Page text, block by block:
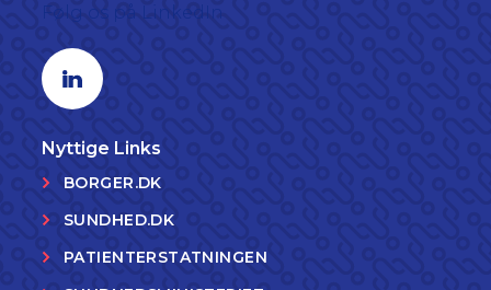
Linkedin profil
Nyttige Links
BORGER.DK
SUNDHED.DK
PATIENTERSTATNINGEN